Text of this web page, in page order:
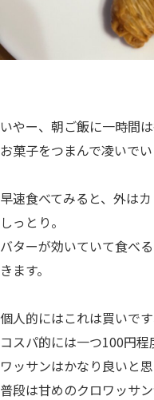
いやー、朝ご飯に一時間
お菓子をつまんで凌いで
早速食べてみると、外は
しっとり。
バターが効いていて食べ
きます。
個人的にはこれは買いです
コスパ的には一つ100円
ワッサンはかなり良いと思
普段は甘めのクロワッサ